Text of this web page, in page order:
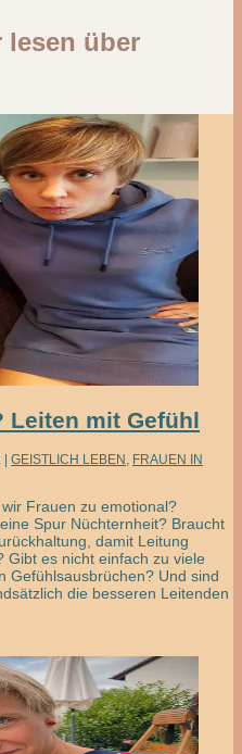
lesen über
Leiten mit Gefühl
GEISTLICH LEBEN , FRAUEN IN
Frauen zu emotional?
Spur Nüchternheit? Braucht
damit Leitung
Gibt es nicht einfach zu viele
Gefühlsausbrüchen? Und sind
die besseren Leitenden